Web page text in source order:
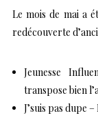
Le mois de mai a
redécouverte
Jeunesse
transpose bien
J’suis pas dupe –